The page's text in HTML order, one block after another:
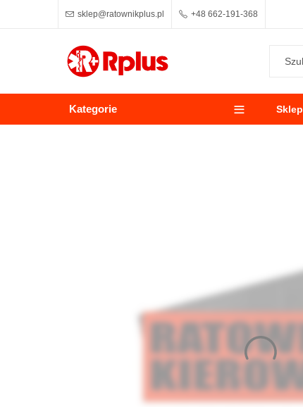
sklep@ratownikplus.pl +48 662-191-368
Kategorie Sklep